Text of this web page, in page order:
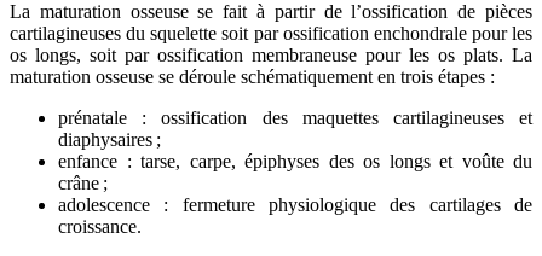
La maturation osseuse se fait à partir de l’ossification de pièces
cartilagineuses du squelette soit par ossification enchondrale pour les
os longs, soit par ossification membraneuse pour les os plats. La
maturation osseuse se déroule schématiquement en trois étapes :
prénatale : ossification des maquettes cartilagineuses et
diaphysaires ;
enfance : tarse, carpe, épiphyses des os longs et voûte du
crâne ;
adolescence : fermeture physiologique des cartilages de
croissance.